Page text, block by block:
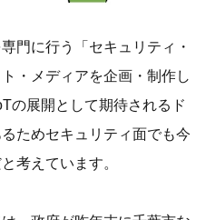
門に行う「セキュリティ・
・メディアを企画・制作し
の展開として期待されるド
ためセキュリティ面でも今
考えています。